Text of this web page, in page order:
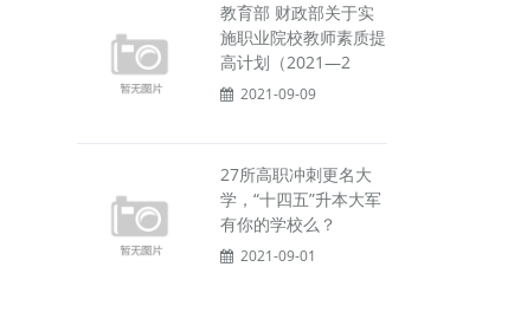
教育部 财政部关于实
施职业院校教师素质提
高计划（2021—2
2021-09-09
27所高职冲刺更名大
学，“十四五”升本大军
有你的学校么？
2021-09-01